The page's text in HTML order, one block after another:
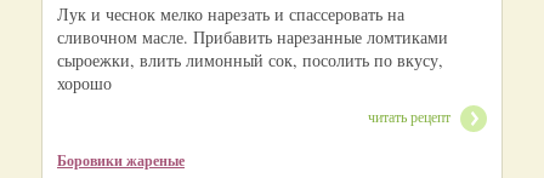
Лук и чеснок мелко нарезать и спассеровать на
сливочном масле. Прибавить нарезанные ломтиками
сыроежки, влить лимонный сок, посолить по вкусу,
хорошо
читать рецепт
Боровики жареные